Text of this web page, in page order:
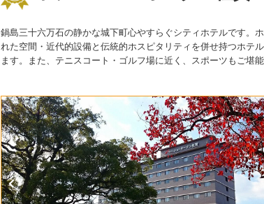
鍋島三十六万石の静かな城下町心やすらぐシティホテルです。
れた空間・近代的設備と伝統的ホスピタリティを併せ持つホテ
ます。また、テニスコート・ゴルフ場に近く、スポーツもご堪能